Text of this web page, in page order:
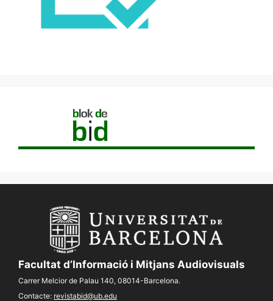
Facultat d’Informació i Mitjans Audiovisuals
Carrer Melcior de Palau 140, 08014-Barcelona.
Contacte: revistabid@ub.edu